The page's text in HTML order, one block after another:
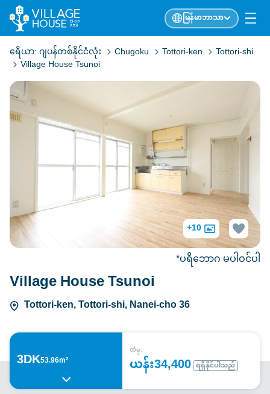
မြန်မာဘာသာ
ဧရိယာ:ဂျပန်တစ်နိုင်ငံလုံး Chugoku Tottori-ken Tottori-shi
Village House Tsunoi
Village House Tsunoi
Tottori-ken, Tottori-shi, Nanei-cho 36
+10
*ပရိဘောဂ မပါဝင်ပါ
3DK53.96m²
ထံမှ:
ယန်း34,400 ရရှိနိုင်ပါသည်